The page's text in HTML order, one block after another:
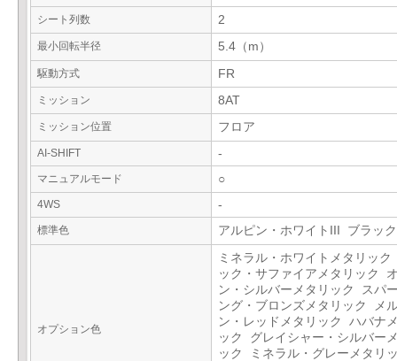
シート列数 2
最小回転半径 5.4（m）
駆動方式 FR
ミッション 8AT
ミッション位置 フロア
AI-SHIFT -
マニュアルモード ○
4WS -
標準色 アルピン・ホワイトIII ブラッ
オプション色
ミネラル・ホワイトメタリッ
ック・サファイアメタリック
ン・シルバーメタリック スパ
ング・ブロンズメタリック メ
ン・レッドメタリック ハバナ
ック グレイシャー・シルバー
ック ミネラル・グレーメタリ